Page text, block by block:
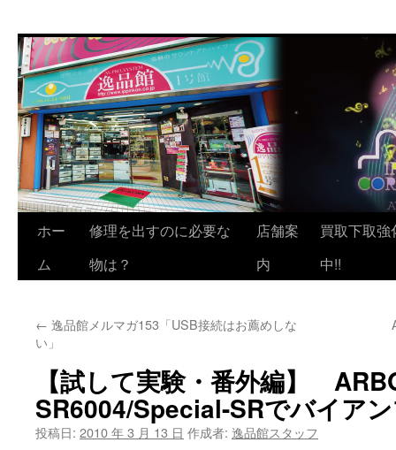
ホー
ム
修理を出すのに必要な
物は？
店舗案
内
買取下取強
中!!
← 逸品館メルマガ153「USB接続はお薦めしな
い」
【試して実験・番外編】
SR6004/Special-SRでバイア
投稿日: 2010 年 3 月 13 日 作成者: 逸品館スタッフ